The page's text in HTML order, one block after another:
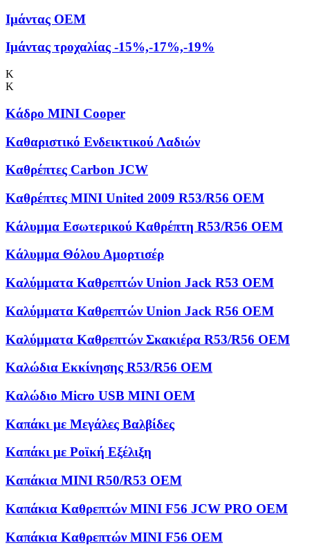
Ιμάντας OEM
Ιμάντας τροχαλίας -15%,-17%,-19%
Κ
Κ
Κάδρο MINI Cooper
Καθαριστικό Ενδεικτικού Λαδιών
Καθρέπτες Carbon JCW
Καθρέπτες MINI United 2009 R53/R56 OEM
Κάλυμμα Εσωτερικού Καθρέπτη R53/R56 OEM
Κάλυμμα Θόλου Αμορτισέρ
Καλύμματα Kαθρεπτών Union Jack R53 OEM
Καλύμματα Καθρεπτών Union Jack R56 OEM
Καλύμματα Καθρεπτών Σκακιέρα R53/R56 OEM
Καλώδια Εκκίνησης R53/R56 OEM
Καλώδιο Micro USB MINI OEM
Καπάκι με Μεγάλες Βαλβίδες
Καπάκι με Ροϊκή Εξέλιξη
Καπάκια MINI R50/R53 OEM
Καπάκια Καθρεπτών MINI F56 JCW PRO OEM
Καπάκια Καθρεπτών MINI F56 OEM